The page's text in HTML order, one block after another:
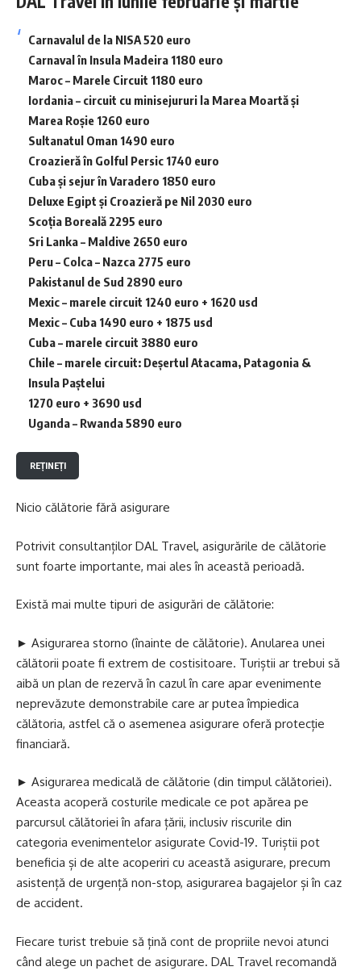
Carnavalul de la NISA 520 euro
Carnaval în Insula Madeira 1180 euro
Maroc – Marele Circuit 1180 euro
Iordania – circuit cu minisejururi la Marea Moartă și
Marea Roșie 1260 euro
Sultanatul Oman 1490 euro
Croazieră în Golful Persic 1740 euro
Cuba și sejur în Varadero 1850 euro
Deluxe Egipt și Croazieră pe Nil 2030 euro
Scoția Boreală 2295 euro
Sri Lanka – Maldive 2650 euro
Peru – Colca – Nazca 2775 euro
Pakistanul de Sud 2890 euro
Mexic – marele circuit 1240 euro + 1620 usd
Mexic – Cuba 1490 euro + 1875 usd
Cuba – marele circuit 3880 euro
Chile – marele circuit: Deșertul Atacama, Patagonia &
Insula Paștelui
1270 euro + 3690 usd
Uganda – Rwanda 5890 euro
REȚINEȚI
Nicio călătorie fără asigurare
Potrivit consultanților DAL Travel, asigurările de călătorie
sunt foarte importante, mai ales în această perioadă.
Există mai multe tipuri de asigurări de călătorie:
► Asigurarea storno (înainte de călătorie). Anularea unei
călătorii poate fi extrem de costisitoare. Turiștii ar trebui să
aibă un plan de rezervă în cazul în care apar evenimente
neprevăzute demonstrabile care ar putea împiedica
călătoria, astfel că o asemenea asigurare oferă protecție
financiară.
► Asigurarea medicală de călătorie (din timpul călătoriei).
Aceasta acoperă costurile medicale ce pot apărea pe
parcursul călătoriei în afara țării, inclusiv riscurile din
categoria evenimentelor asigurate Covid-19. Turiștii pot
beneficia și de alte acoperiri cu această asigurare, precum
asistență de urgență non-stop, asigurarea bagajelor și în caz
de accident.
Fiecare turist trebuie să țină cont de propriile nevoi atunci
când alege un pachet de asigurare. DAL Travel recomandă